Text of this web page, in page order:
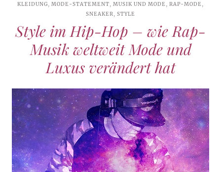
KLEIDUNG, MODE-STATEMENT, MUSIK UND MODE,RAP-MODE,
SNEAKER, STYLE
Style im Hip-Hop – wie Rap-
Musik weltweit Mode und
Luxus verändert hat